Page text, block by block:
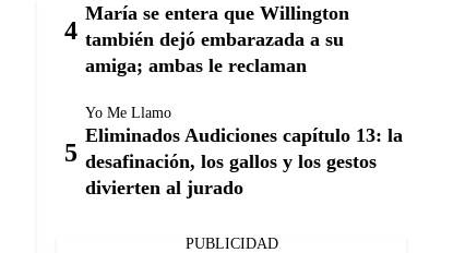
María se entera que Willington
también dejó embarazada a su
amiga; ambas le reclaman
Yo Me Llamo
Eliminados Audiciones capítulo 13: la
desafinación, los gallos y los gestos
divierten al jurado
PUBLICIDAD